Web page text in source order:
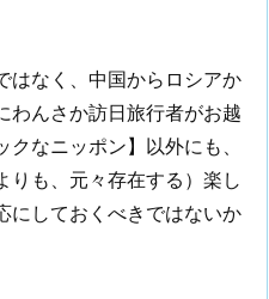
はなく、中国からロシアか
わんさか訪日旅行者がお越
なニッポン】以外にも、
りも、元々存在する）楽し
にしておくべきではないか